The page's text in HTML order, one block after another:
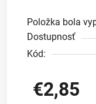
Položka bola
Dostupnosť
Kód:
€2,85